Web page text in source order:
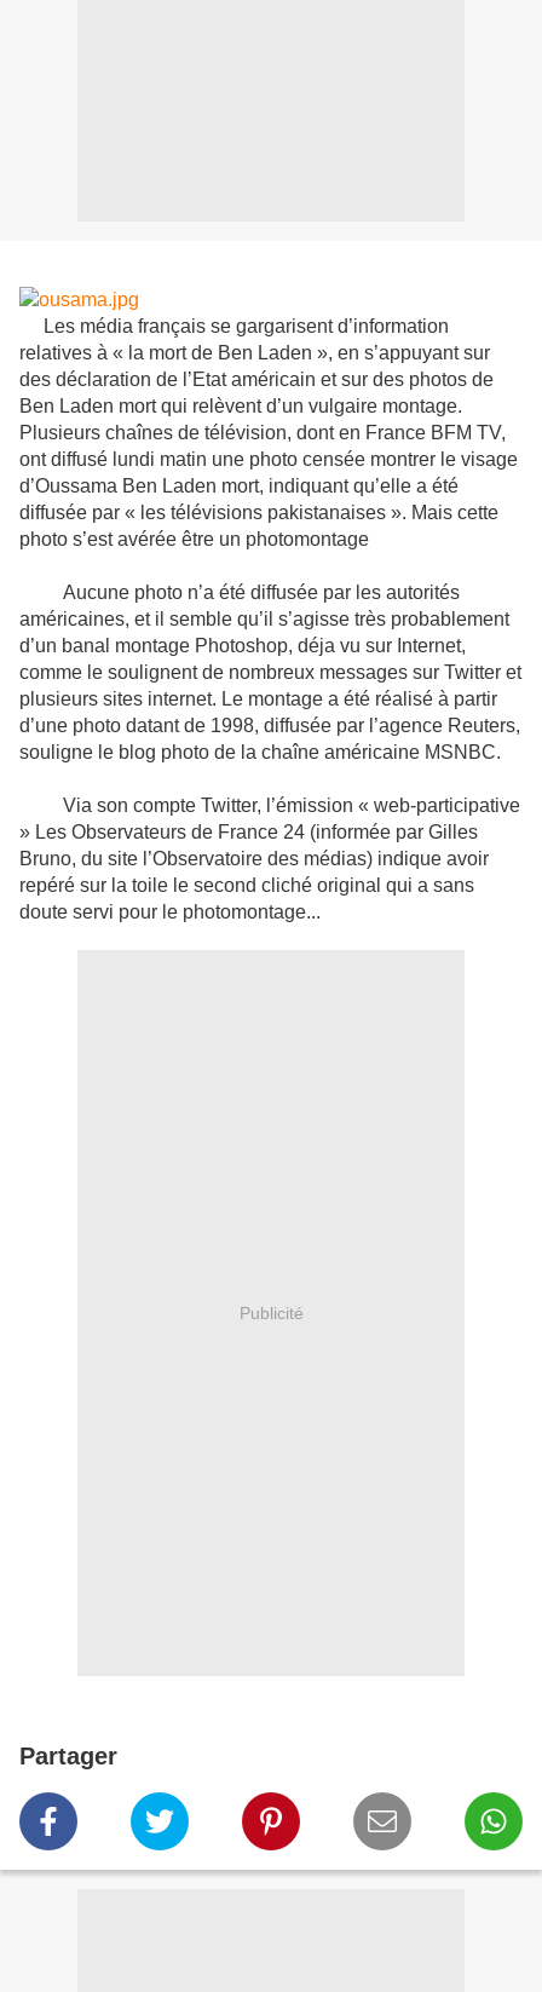
Les média français se gargarisent d’information
relatives à « la mort de Ben Laden », en s’appuyant sur
des déclaration de l’Etat américain et sur des photos de
Ben Laden mort qui relèvent d’un vulgaire montage.
Plusieurs chaînes de télévision, dont en France BFM TV,
ont diffusé lundi matin une photo censée montrer le visage
d’Oussama Ben Laden mort, indiquant qu’elle a été
diffusée par « les télévisions pakistanaises ». Mais cette
photo s’est avérée être un photomontage
Aucune photo n’a été diffusée par les autorités
américaines, et il semble qu’il s’agisse très probablement
d’un banal montage Photoshop, déja vu sur Internet,
comme le soulignent de nombreux messages sur Twitter et
plusieurs sites internet. Le montage a été réalisé à partir
d’une photo datant de 1998, diffusée par l’agence Reuters,
souligne le blog photo de la chaîne américaine MSNBC.
Via son compte Twitter, l’émission « web-participative
» Les Observateurs de France 24 (informée par Gilles
Bruno, du site l’Observatoire des médias) indique avoir
repéré sur la toile le second cliché original qui a sans
doute servi pour le photomontage...
Publicité
Partager